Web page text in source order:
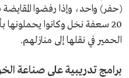
(حفر) واحد، وإذا رفضوا
20 سعفة نخل وكانوا
الحمير في نقلها إلى منازلهم.
برامج تدريبية على صناعة